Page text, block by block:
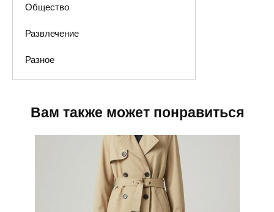
Общество
Развлечение
Разное
Вам также может понравиться